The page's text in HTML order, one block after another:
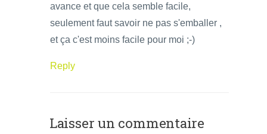
avance et que cela semble facile,
seulement faut savoir ne pas s'emballer ,
et ça c'est moins facile pour moi ;-)
Reply
Laisser un commentaire